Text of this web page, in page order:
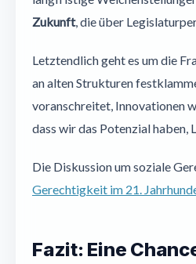
Zukunft, die über
Letztendlich geht es um die
an alten Strukturen
voranschreitet, Innovationen
dass wir das Potenzial haben,
Die Diskussion um soziale
Gerechtigkeit im 21.
Fazit: Eine